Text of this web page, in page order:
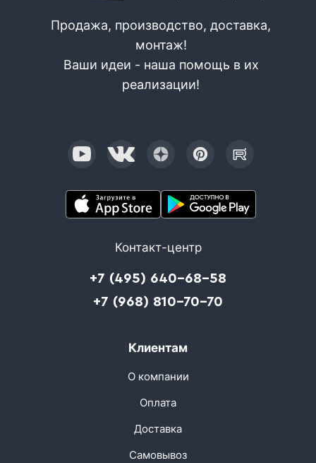
Продажа, производство, доставка,
монтаж!
Ваши идеи - наша помощь в их
реализации!
Контакт-центр
+7 (495) 640-68-58
+7 (968) 810-70-70
Клиентам
О компании
Оплата
Доставка
Самовывоз